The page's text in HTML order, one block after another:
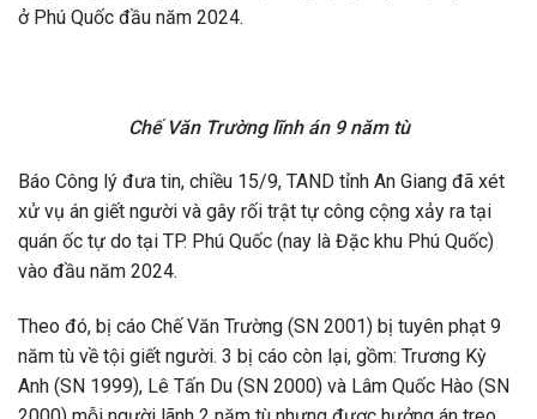
ở Phú Quốc đầu năm 2024.
Chế Văn Trường lĩnh án 9 năm tù
Báo Công lý đưa tin, chiều 15/9, TAND tỉnh An Giang đã xét
xử vụ án giết người và gây rối trật tự công cộng xảy ra tại
quán ốc tự do tại TP. Phú Quốc (nay là Đặc khu Phú Quốc)
vào đầu năm 2024.
Theo đó, bị cáo Chế Văn Trường (SN 2001) bị tuyên phạt 9
năm tù về tội giết người. 3 bị cáo còn lại, gồm: Trương Kỳ
Anh (SN 1999), Lê Tấn Du (SN 2000) và Lâm Quốc Hào (SN